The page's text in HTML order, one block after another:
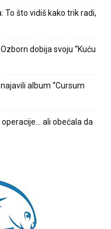
To što vidiš kako trik radi,
dobija svoju “Kuću
album “Cursum
ali obećala da